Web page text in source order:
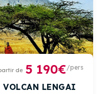
de 5 190€/pers
LENGAI